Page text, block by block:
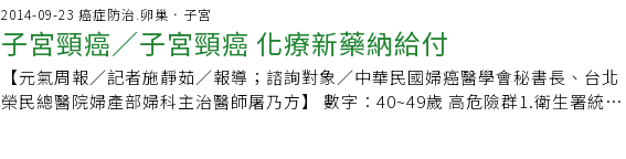
染的男性，約50~70%會受傳染；相反地，健康的男性與已受感染的女性接觸，
只有20%會被傳染。 疫苗+抹片 做先鋒 林慧雯醫師表示，女性的會陰部無角質層
且陰道有許多縐壁，自然形成容易潮濕的環境，加上許多人為求乾爽而喜歡用護
墊，反易造成私處的摩擦龜裂，無形中製造了潮濕、悶熱且有細小龜裂的環境，
即為HPV病毒喜歡的滋生環境。一旦免疫力降低，恰巧接觸到病毒，即易受感
俗稱的菜花病毒，是指HPV第6型和第11型，這兩型跟癌症無關。會致癌的HPV
型別主要是第16型和第18型。由於罹患生殖器菜花的患者，可能經性行為同時感
染到與致癌有關的HPV型別，研究顯示日後罹患陰唇癌、陰道癌、子宮頸癌、陰
莖癌、肛門癌的機率，是其他人的2到20倍。4. 菜花要多久才會好？答：如果治
長蔡鋒博說，女人最容易受刺激的性感區為陰唇及陰核，而人類的舌、嘴巴的末
梢神經，不管是感覺神經或運動神經元都十分豐富，因此透過口交反而比傳統性
交的「左衝右撞」、「摸門不著」更容易出現高潮；而男性的敏感區是陰莖繫
帶、龜頭、尿道口，透過吸吮就容易達到高潮，其他如陰莖也有興奮效果。不
過，有人認為口交比較安全、較不會得病，那其實是錯誤的觀念，蔡鋒博說，人
2014-09-23 癌症防治.卵巢．子宮
子宮頸癌／子宮頸癌 化療新藥納給付
【元氣周報／記者施靜茹／報導；諮詢對象／中華民國婦癌醫學會秘書長、台北
榮民總醫院婦產部婦科主治醫師屠乃方】 數字：40~49歲 高危險群1.衛生署統